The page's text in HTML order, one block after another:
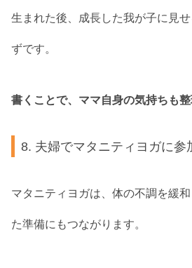
生まれた後、成長した我が子に見
ずです。
書くことで、ママ自身の気持ちも整
8. 夫婦でマタニティヨガに参
マタニティヨガは、体の不調を緩
た準備にもつながります。